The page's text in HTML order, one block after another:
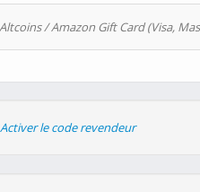
/ Amazon Gift Card (Visa,
Activer le code revendeur